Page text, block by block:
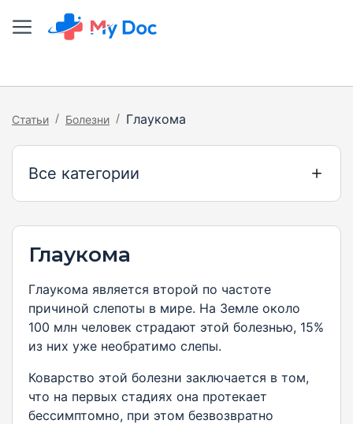
Статьи / Болезни / Глаукома
Все категории
Глаукома
Глаукома является второй по частоте
причиной слепоты в мире. На Земле около
100 млн человек страдают этой болезнью, 15%
из них уже необратимо слепы.
Коварство этой болезни заключается в том,
что на первых стадиях она протекает
бессимптомно, при этом безвозвратно